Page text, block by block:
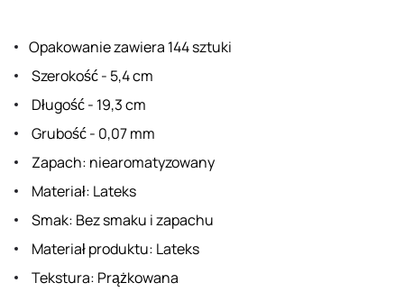
Opakowanie zawiera 144 sztuki
Szerokość - 5,4 cm
Długość - 19,3 cm
Grubość - 0,07 mm
Zapach: niearomatyzowany
Materiał: Lateks
Smak: Bez smaku i zapachu
Materiał produktu: Lateks
Tekstura: Prążkowana